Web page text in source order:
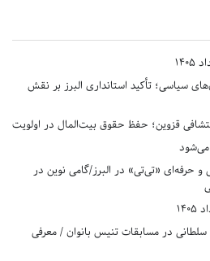
سیاسی؛ تأکید استانداری البرز بر نقش
قزوین؛ حفظ حقوق بیت‌المال در اولویت
می‌شود
و حرفه‌ای «تی‌تی» در البرز/گامی نوین در
در مسابقات تنیس بانوان / معرفی